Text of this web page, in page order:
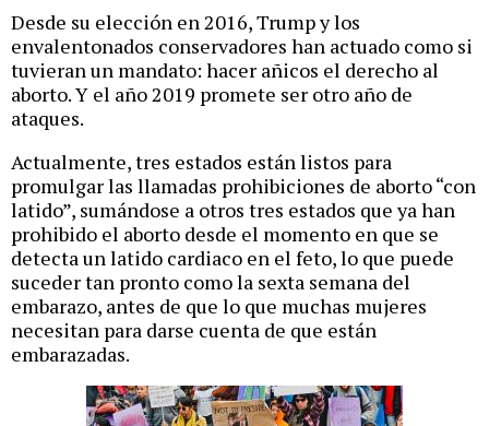
Desde su elección en 2016, Trump y los
envalentonados conservadores han actuado como si
tuvieran un mandato: hacer añicos el derecho al
aborto. Y el año 2019 promete ser otro año de
ataques.
Actualmente, tres estados están listos para
promulgar las llamadas prohibiciones de aborto “con
latido”, sumándose a otros tres estados que ya han
prohibido el aborto desde el momento en que se
detecta un latido cardiaco en el feto, lo que puede
suceder tan pronto como la sexta semana del
embarazo, antes de que lo que muchas mujeres
necesitan para darse cuenta de que están
embarazadas.